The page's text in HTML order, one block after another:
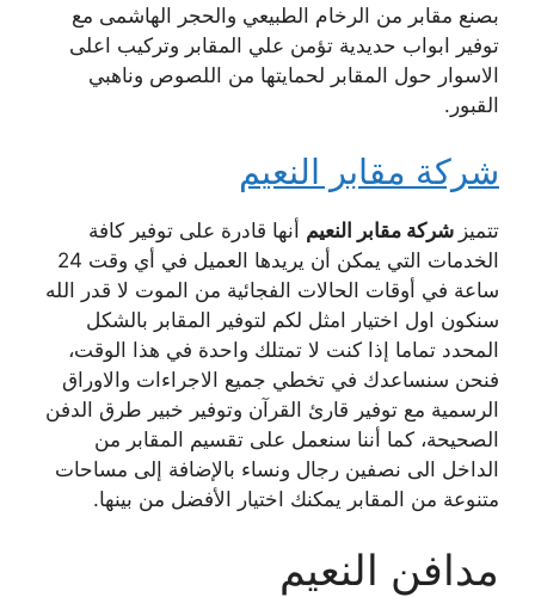
بصنع مقابر من الرخام الطبيعي والحجر الهاشمى مع
توفير ابواب حديدية تؤمن علي المقابر وتركيب اعلى
الاسوار حول المقابر لحمايتها من اللصوص وناهبي
القبور.
شركة مقابر النعيم
تتميز شركة مقابر النعيم أنها قادرة على توفير كافة
الخدمات التي يمكن أن يريدها العميل في أي وقت 24
ساعة في أوقات الحالات الفجائية من الموت لا قدر الله
سنكون اول اختيار امثل لكم لتوفير المقابر بالشكل
المحدد تماما إذا كنت لا تمتلك واحدة في هذا الوقت،
فنحن سنساعدك في تخطي جميع الاجراءات والاوراق
الرسمية مع توفير قارئ القرآن وتوفير خبير طرق الدفن
الصحيحة، كما أننا سنعمل على تقسيم المقابر من
الداخل الى نصفين رجال ونساء بالإضافة إلى مساحات
متنوعة من المقابر يمكنك اختيار الأفضل من بينها.
مدافن النعيم